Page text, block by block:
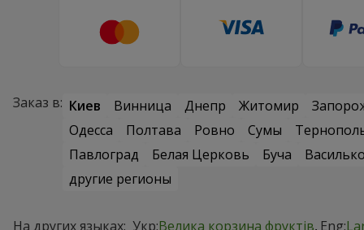
Заказ в: Киев Винница Днепр Житомир
Одесса
Полтава Ровно Сумы
Павлоград
Белая Церковь Буча
другие регионы
На других языках: Укр:Велика корзина фруктів Eng: